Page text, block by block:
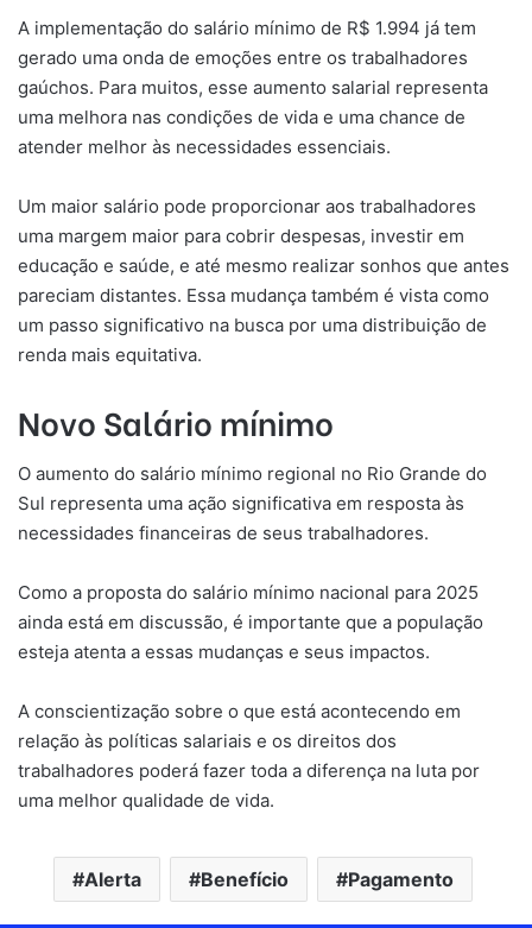
A implementação do salário mínimo de R$ 1.994 já tem
gerado uma onda de emoções entre os trabalhadores
gaúchos. Para muitos, esse aumento salarial representa
uma melhora nas condições de vida e uma chance de
atender melhor às necessidades essenciais.
Um maior salário pode proporcionar aos trabalhadores
uma margem maior para cobrir despesas, investir em
educação e saúde, e até mesmo realizar sonhos que antes
pareciam distantes. Essa mudança também é vista como
um passo significativo na busca por uma distribuição de
renda mais equitativa.
Novo Salário mínimo
O aumento do salário mínimo regional no Rio Grande do
Sul representa uma ação significativa em resposta às
necessidades financeiras de seus trabalhadores.
Como a proposta do salário mínimo nacional para 2025
ainda está em discussão, é importante que a população
esteja atenta a essas mudanças e seus impactos.
A conscientização sobre o que está acontecendo em
relação às políticas salariais e os direitos dos
trabalhadores poderá fazer toda a diferença na luta por
uma melhor qualidade de vida.
Alerta Benefício Pagamento